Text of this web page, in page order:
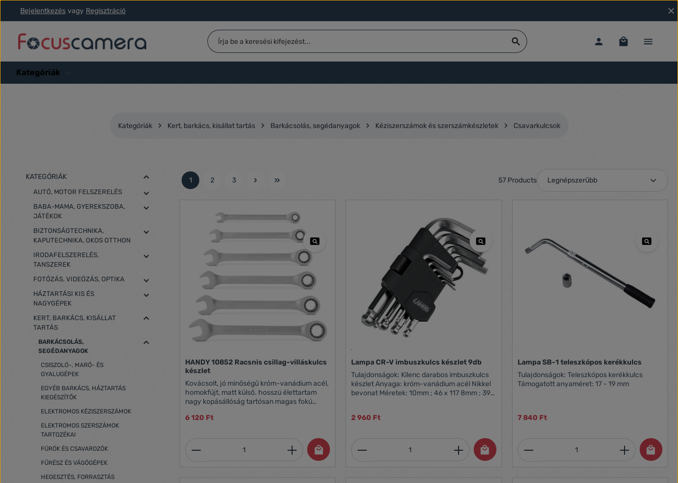
a fő tartalomra
Ugrás a kereséshez
Ugrás a fő navigációhoz
Bejelentkezés vagy Regisztráció
Kategóriák
Kategóriák Kert, barkács, kisállat tartás Barkácsolás, segédanyagok Kéziszerszámok és szerszámkészletek Csavarkulcsok
KATEGÓRIÁK
AUTÓ, MOTOR FELSZERELÉS
BABA-MAMA, GYEREKSZOBA,
JÁTÉKOK
BIZTONSÁGTECHNIKA,
KAPUTECHNIKA, OKOS OTTHON
IRODAFELSZERELÉS,
TANSZEREK
FOTÓZÁS, VIDEÓZÁS, OPTIKA
HÁZTARTÁSI KIS ÉS
NAGYGÉPEK
KERT, BARKÁCS, KISÁLLAT
TARTÁS
BARKÁCSOLÁS,
SEGÉDANYAGOK
CSISZOLÓ-, MARÓ- ÉS
GYALUGÉPEK
EGYÉB BARKÁCS, HÁZTARTÁS
KIEGÉSZÍTŐK
ELEKTROMOS KÉZISZERSZÁMOK
ELEKTROMOS SZERSZÁMOK
TARTOZÉKAI
FÚRÓK ÉS CSAVAROZÓK
FŰRÉSZ ÉS VÁGÓGÉPEK
HEGESZTÉS, FORRASZTÁS
Oldal
1
Oldal
2
Oldal
3 57 Products
HANDY 10852 Racsnis csillag-villáskulcs
készlet
Kovácsolt, jó minőségű króm-vanádium acél,
homokfújt, matt külső. hosszú élettartam
nagy kopásállóság tartósan magas fokú
6 120 Ft
Termékmennyiség: Adja meg a kívánt mennyiséget, vagy használja a gombokat a
Lampa CR-V imbuszkulcs készlet 9db
Tulajdonságok: Kilenc darabos imbuszkulcs
készlet Anyaga: króm-vanádium acél Nikkel
bevonat Méretek: 10mm ; 46 x 117 8mm ; 39 x
51
2 960 Ft
Termékmennyiség: Adja meg a kívánt mennyiséget, vagy
Lampa SB-1 teleszkópos kerékkulcs
Tulajdonságok: Teleszkópos kerékkulcs
Támogatott anyaméret: 17 - 19 mm
7 840 Ft
Termékmennyiség: Adja